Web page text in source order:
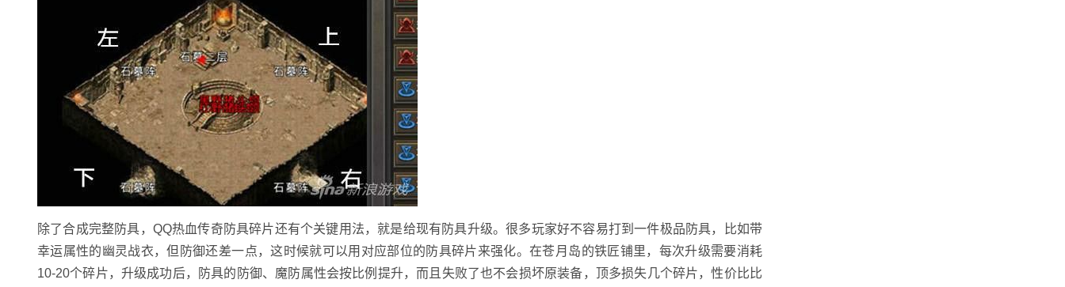
除了合成完整防具，QQ热血传奇防具碎片还有个关键用法，就是给现有防具升级。很多玩家好不容易打到一件极品防具，比如带
幸运属性的幽灵战衣，但防御还差一点，这时候就可以用对应部位的防具碎片来强化。在苍月岛的铁匠铺里，每次升级需要消耗
10-20个碎片，升级成功后，防具的防御、魔防属性会按比例提升，而且失败了也不会损坏原装备，顶多损失几个碎片，性价比比